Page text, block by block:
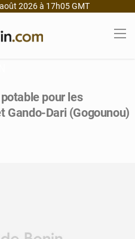
2026 à 17h05 GMT
pour les
Gando-Dari (Gogounou)